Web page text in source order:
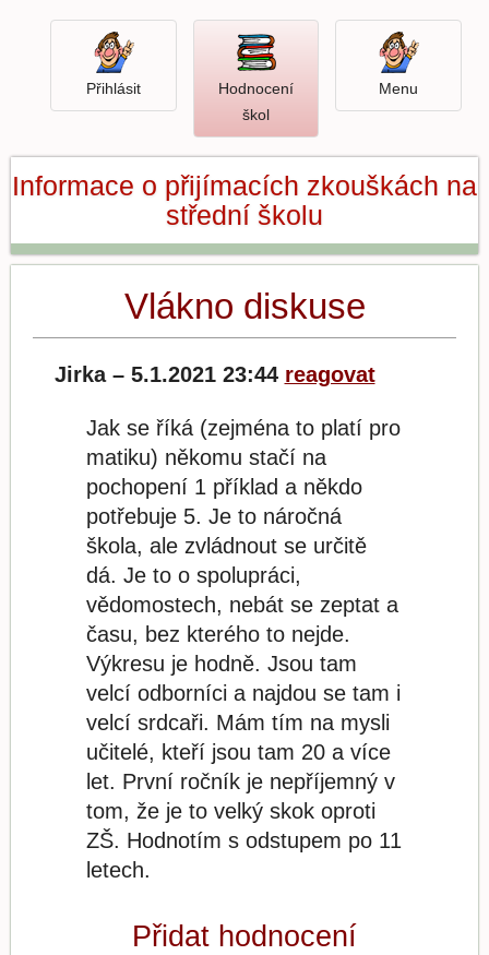
Menu
Hodnocení
školOtevři
hodnocení
PřihlásitPřihlásit
Informace o přijímacích zkouškách na
střední školu
Vlákno diskuse
Jirka – 5.1.2021 23:44 reagovat
Jak se říká (zejména to platí pro
matiku) někomu stačí na
pochopení 1 příklad a někdo
potřebuje 5. Je to náročná
škola, ale zvládnout se určitě
dá. Je to o spolupráci,
vědomostech, nebát se zeptat a
času, bez kterého to nejde.
Výkresu je hodně. Jsou tam
velcí odborníci a najdou se tam i
velcí srdcaři. Mám tím na mysli
učitelé, kteří jsou tam 20 a více
let. První ročník je nepříjemný v
tom, že je to velký skok oproti
ZŠ. Hodnotím s odstupem po 11
letech.
Přidat hodnocení